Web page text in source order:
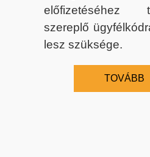
előfizetéséhez
szereplő
lesz szüksége.
TOVÁBB